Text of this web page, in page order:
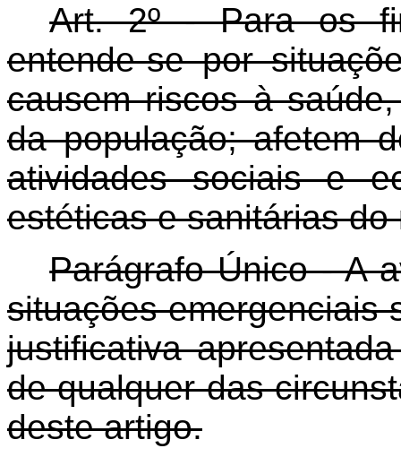
Art. 2º - Para os
entende-se por
causem riscos à
da população; afetem
atividades sociais e
estéticas e sanitárias do
Parágrafo Único - A
situações emergenciais
justificativa
de qualquer das
deste artigo.